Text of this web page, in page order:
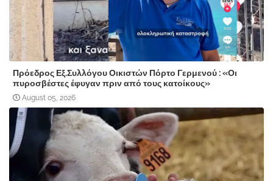
Πρόεδρος Εξ.Συλλόγου Οικιστών Πόρτο Γερμενού : «Οι
πυροσβέστες έφυγαν πριν από τους κατοίκους»
August 05, 2026